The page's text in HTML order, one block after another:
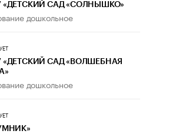
«ДЕТСКИЙ САД «СОЛНЫШКО»
дошкольное
«ДЕТСКИЙ САД «ВОЛШЕБНАЯ
дошкольное